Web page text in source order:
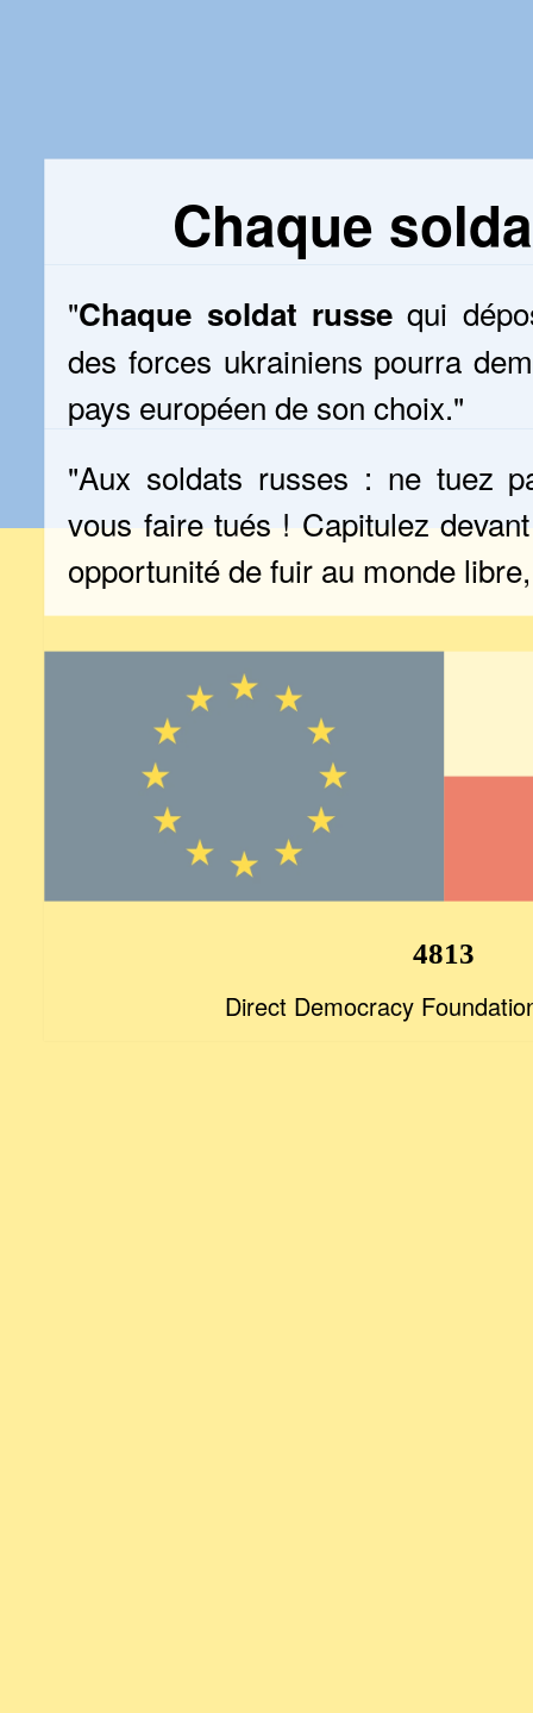
Chaque
"Chaque soldat russequi
des forces ukrainiens pourra
pays européen de son choix."
"Aux soldats russes : ne tuez
vous faire tués ! Capitulez
opportunité de fuir au monde
4813
Direct Democracy